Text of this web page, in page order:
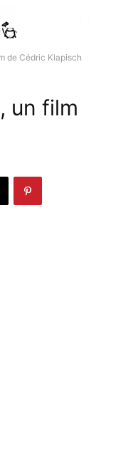
de Cédric Klapisch
un film